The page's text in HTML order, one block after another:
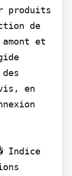
produits
de
amont et
en
Indice